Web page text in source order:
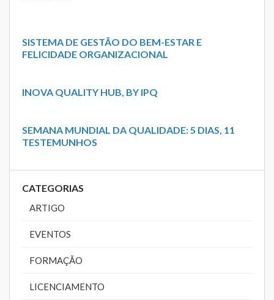
SISTEMA DE GESTÃO DO BEM-ESTAR E
FELICIDADE ORGANIZACIONAL
INOVA QUALITY HUB, BY IPQ
SEMANA MUNDIAL DA QUALIDADE: 5 DIAS, 11
TESTEMUNHOS
CATEGORIAS
ARTIGO
EVENTOS
FORMAÇÃO
LICENCIAMENTO